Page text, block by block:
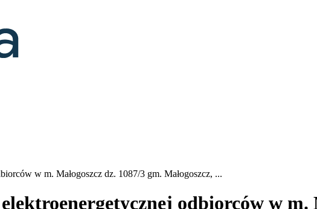
w m. Małogoszcz dz. 1087/3 gm. Małogoszcz, ...
odbiorców w m.